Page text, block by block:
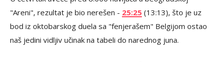
"Areni", rezultat je bio nerešen - 25:25 (13:13), što je uz
bod iz oktobarskog duela sa "fenjerašem" Belgijom ostao
naš jedini vidljiv učinak na tabeli do narednog juna.